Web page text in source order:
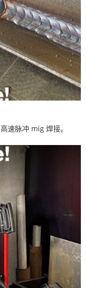
速脉冲 mig 焊接。